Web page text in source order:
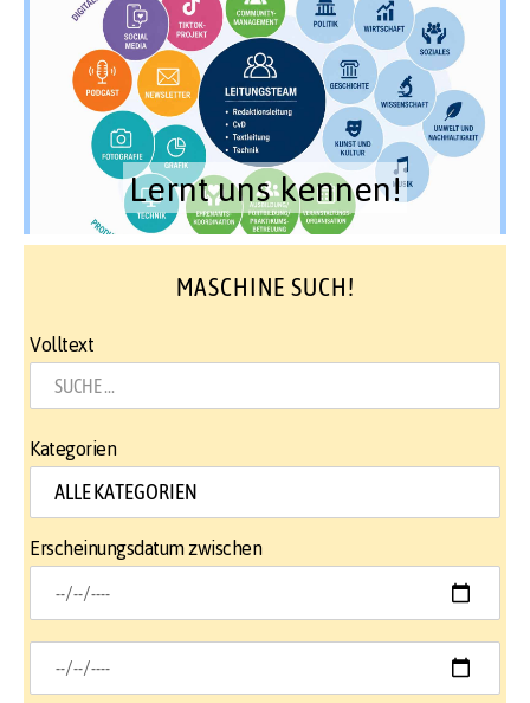
Lernt uns kennen!
MASCHINE SUCH!
Volltext
Kategorien
Erscheinungsdatum zwischen